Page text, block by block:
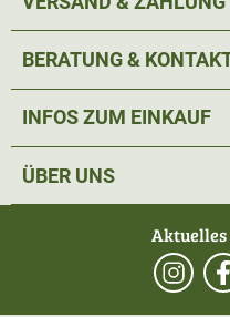
BERATUNG &
INFOS ZUM EINKAUF
ÜBER UNS
Aktuelles